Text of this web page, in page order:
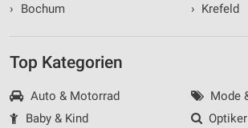
›
Bochum
› Krefeld
Top Kategorien
Auto & Motorrad
Baby & Kind
Mode